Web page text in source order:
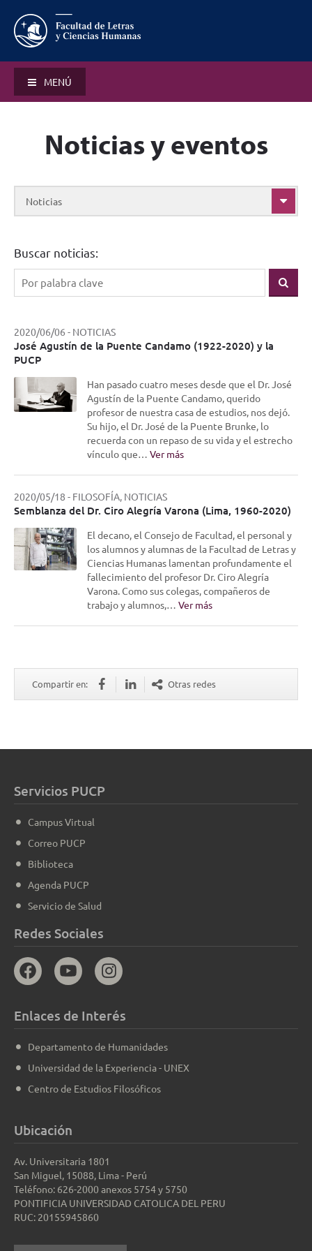
MENÚ
Noticias y eventos
Noticias
Buscar noticias:
2020/06/06 - NOTICIAS
José Agustín de la Puente Candamo (1922-2020) y la
PUCP
Han pasado cuatro meses desde que el Dr. José
Agustín de la Puente Candamo, querido
profesor de nuestra casa de estudios, nos dejó.
Su hijo, el Dr. José de la Puente Brunke, lo
recuerda con un repaso de su vida y el estrecho
vínculo que… Ver más
2020/05/18 - FILOSOFÍA, NOTICIAS
Semblanza del Dr. Ciro Alegría Varona (Lima, 1960-2020)
El decano, el Consejo de Facultad, el personal y
los alumnos y alumnas de la Facultad de Letras y
Ciencias Humanas lamentan profundamente el
fallecimiento del profesor Dr. Ciro Alegría
Varona. Como sus colegas, compañeros de
trabajo y alumnos,… Ver más
Compartir en: Otras redes
Servicios PUCP
Campus Virtual
Correo PUCP
Biblioteca
Agenda PUCP
Servicio de Salud
Redes Sociales
Enlaces de Interés
Departamento de Humanidades
Universidad de la Experiencia - UNEX
Centro de Estudios Filosóficos
Ubicación
Av. Universitaria 1801
San Miguel, 15088, Lima - Perú
Teléfono: 626-2000 anexos 5754 y 5750
PONTIFICIA UNIVERSIDAD CATOLICA DEL PERU
RUC: 20155945860